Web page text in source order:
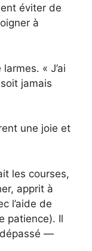
éviter de
à
« J’ai
jamais
une joie et
les courses,
apprit à
l’aide de
patience). Il
—